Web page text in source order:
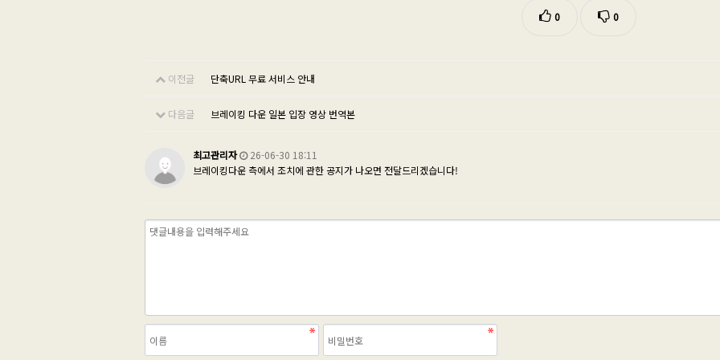
0 0
이전글 단축URL 무료 서비스 안내
다음글 브레이킹 다운 일본 입장 영상 번역본
최고관리자
26-06-30 18:11
브레이킹다운 측에서 조치에 관한 공지가 나오면 전달드리겠습니다!